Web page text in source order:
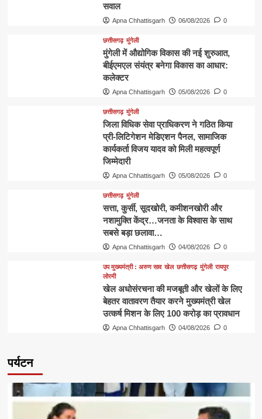
सवाल
Apna Chhattisgarh 06/08/2026 0
छत्तीसगढ़ मुंगेली
मुंगेली में औद्योगिक विकास की नई शुरुआत,
बीईएमएल संयंत्र बनेगा विकास का आधार:
कलेक्टर
Apna Chhattisgarh 05/08/2026 0
छत्तीसगढ़ मुंगेली
जिला विधिक सेवा प्राधिकरण ने गठित किया
प्री-लिटिगेशन मेडिएशन पैनल, सामाजिक
कार्यकर्ता विजय यादव को मिली महत्वपूर्ण
जिम्मेदारी
Apna Chhattisgarh 05/08/2026 0
छत्तीसगढ़ मुंगेली
​सत्ता, कुर्सी, सूदखोरी, कमीशनखोरी और
नशामुक्ति केंद्र…जनता के विश्वास के साथ
सबसे बड़ा छलावा…
Apna Chhattisgarh 04/08/2026 0
उप मुख्यमंत्री : अरुण साव खेल छत्तीसगढ़ मुंगेली रायपुर
लोरमी
खेल अधोसंरचना की मजबूती और खेलों के लिए
बेहतर वातावरण तैयार करने मुख्यमंत्री खेल
उत्कर्ष मिशन के लिए 100 करोड़ का प्रावधान
Apna Chhattisgarh 04/08/2026 0
पर्यटन